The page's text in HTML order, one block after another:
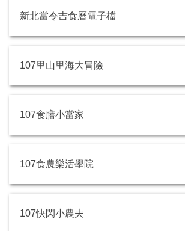
新北當令吉食曆電子檔
107里山里海大冒險
107食膳小當家
107食農樂活學院
107快閃小農夫